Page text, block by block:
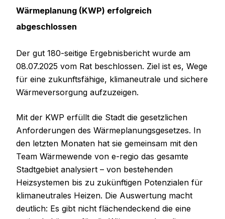
Wärmeplanung (KWP) erfolgreich
abgeschlossen
Der gut 180-seitige Ergebnisbericht wurde am
08.07.2025 vom Rat beschlossen. Ziel ist es, Wege
für eine zukunftsfähige, klimaneutrale und sichere
Wärmeversorgung aufzuzeigen.
Mit der KWP erfüllt die Stadt die gesetzlichen
Anforderungen des Wärmeplanungsgesetzes. In
den letzten Monaten hat sie gemeinsam mit den
Team Wärmewende von e-regio das gesamte
Stadtgebiet analysiert – von bestehenden
Heizsystemen bis zu zukünftigen Potenzialen für
klimaneutrales Heizen. Die Auswertung macht
deutlich: Es gibt nicht flächendeckend die eine